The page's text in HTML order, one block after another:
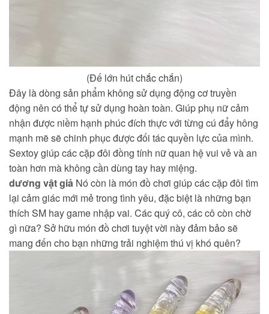
(Đế lớn hút chắc chắn)
Đây là dòng sản phẩm không sử dụng động cơ truyền
động nên có thể tự sử dụng hoàn toàn. Giúp phụ nữ cảm
nhận được niềm hạnh phúc đích thực với từng cú đẩy hông
mạnh mẽ sẽ chinh phục được đối tác quyền lực của mình.
Sextoy giúp các cặp đôi đồng tính nữ quan hệ vui vẻ và an
toàn hơn mà không cần dùng tay hay miệng.
dương vật giả Nó còn là món đồ chơi giúp các cặp đôi tìm
lại cảm giác mới mẻ trong tình yêu, đặc biệt là những bạn
thích SM hay game nhập vai. Các quý cô, các cô còn chờ
gì nữa? Sở hữu món đồ chơi tuyệt vời này đảm bảo sẽ
mang đến cho bạn những trải nghiệm thú vị khó quên?